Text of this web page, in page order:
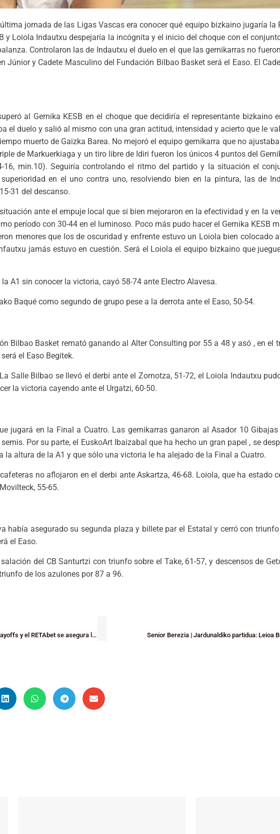
jornada de las Ligas Vascas era conocer qué equipo bizkaino jugaría la
y Loiola Indautxu despejaría la incógnita y el inicio del choque con el
Controlaron las de Indautxu el duelo en el que las gernikarras no
Júnior y Cadete Masculino del Fundación Bilbao Basket será el Easo. El
al Gernika KESB en el choque que decidiría el representante bizkaino
el duelo y salió al mismo con una gran actitud, intensidad y acierto que le
muerto de Gaizka Barea. No mejoró el equipo gernikarra que no
de Markuerkiaga y un tiro libre de Idiri fueron los únicos 4 puntos del
16, min.10). Seguiría controlando el ritmo del partido y la situación el
en el uno contra uno, resolviendo bien en la pintura, las de
31 del descanso.
ante el empuje local que si bien mejoraron en la efectividad y en la
período con 30-44 en el luminoso. Poco más pudo hacer el Gernika KESB
menores que los de oscuridad y enfrente estuvo un Loiola bien colocado
jamás estuvo en cuestión. Será el Loiola el equipo bizkaino que
A1 sin conocer la victoria, cayó 58-74 ante Electro Alavesa.
Baqué como segundo de grupo pese a la derrota ante el Easo, 50-54.
Bilbao Basket remató ganando al Alter Consulting por 55 a 48 y asó , en el
el Easo Begitek.
Salle Bilbao se llevó el derbi ante el Zornotza, 51-72, el Loiola Indautxu
la victoria cayendo ante el Urgatzi, 60-50.
jugará en la Final a Cuatro. Las gernikarras ganaron al Asador 10
Por su parte, el EuskoArt Ibaizabal que ha hecho un gran papel , se
la altura de la A1 y que sólo una victoria le ha alejado de la Final a Cuatro.
no aflojaron en el derbi ante Askartza, 46-68. Loiola, que ha estado
55-65.
había asegurado su segunda plaza y billete par el Estatal y cerró con
el Easo.
del CB Santurtzi con triunfo sobre el Take, 61-57, y descensos de
de los azulones por 87 a 96.
El Lointek Gernika confirma el factor cancha en los playoffs y el RETAbet se asegura la lucha por el ascenso Senior Berezia | Jardunaldiko partidua: Leioa